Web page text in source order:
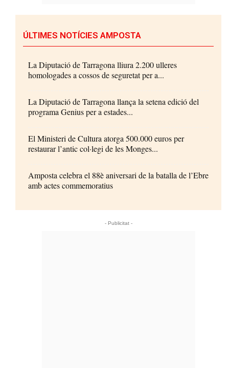
ÚLTIMES NOTÍCIES AMPOSTA
La Diputació de Tarragona lliura 2.200 ulleres
homologades a cossos de seguretat per a...
La Diputació de Tarragona llança la setena edició del
programa Genius per a estades...
El Ministeri de Cultura atorga 500.000 euros per
restaurar l’antic col·legi de les Monges...
Amposta celebra el 88è aniversari de la batalla de l’Ebre
amb actes commemoratius
- Publicitat -